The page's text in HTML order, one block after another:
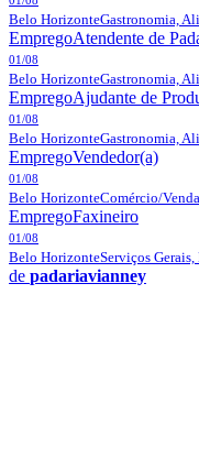
Belo HorizonteGastronomia,
EmpregoAtendente de
01/08
Belo HorizonteGastronomia,
EmpregoAjudante de
01/08
Belo HorizonteGastronomia,
EmpregoVendedor(a)
01/08
Belo HorizonteComércio/
EmpregoFaxineiro
01/08
Belo HorizonteServiços
de padariavianney